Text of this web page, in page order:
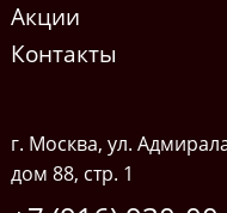
Акции
Контакты
г. Москва, ул.
дом 88, стр. 1